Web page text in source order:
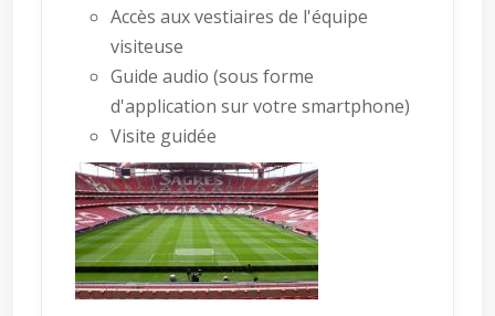
Accès aux vestiaires de l'équipe
visiteuse
Guide audio (sous forme
d'application sur votre smartphone)
Visite guidée